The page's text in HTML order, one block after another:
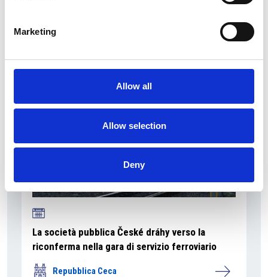
Marketing
Allow all
Allow selection
Deny
La Škoda avvia la produzione del suo SUV Peaq
La società pubblica České dráhy verso la
riconferma nella gara di servizio ferroviario
Repubblica Ceca